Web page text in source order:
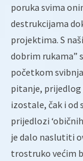
poruka svima
destrukcijama
projektima. S
dobrim rukama”
početkom
pitanje, prijedlog
izostale, čak i od
prijedlozi
je dalo naslutiti
trostruko većim